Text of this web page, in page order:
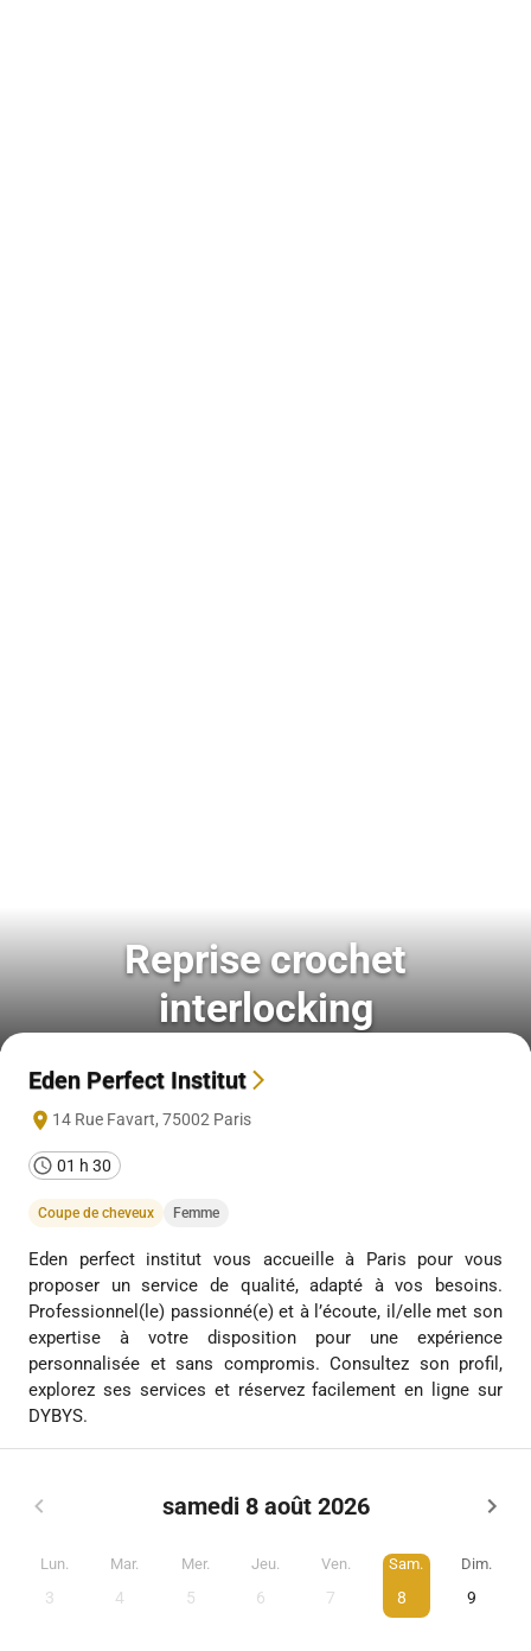
Reprise crochet
interlocking
Eden Perfect Institut
14 Rue Favart, 75002 Paris
01 h 30
Coupe de cheveux Femme
Eden perfect institut vous accueille à Paris pour vous
proposer un service de qualité, adapté à vos besoins.
Professionnel(le) passionné(e) et à l’écoute, il/elle met son
expertise à votre disposition pour une expérience
personnalisée et sans compromis. Consultez son profil,
explorez ses services et réservez facilement en ligne sur
DYBYS.
samedi 8 août 2026
Lun.
3
Mar.
4
Mer.
5
Jeu.
6
Ven.
7
Sam.
8
Dim.
9